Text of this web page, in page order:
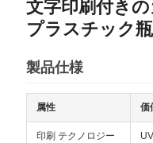
文字印刷付き
プラスチック
製品仕様
属性 価
印刷 テクノロジー